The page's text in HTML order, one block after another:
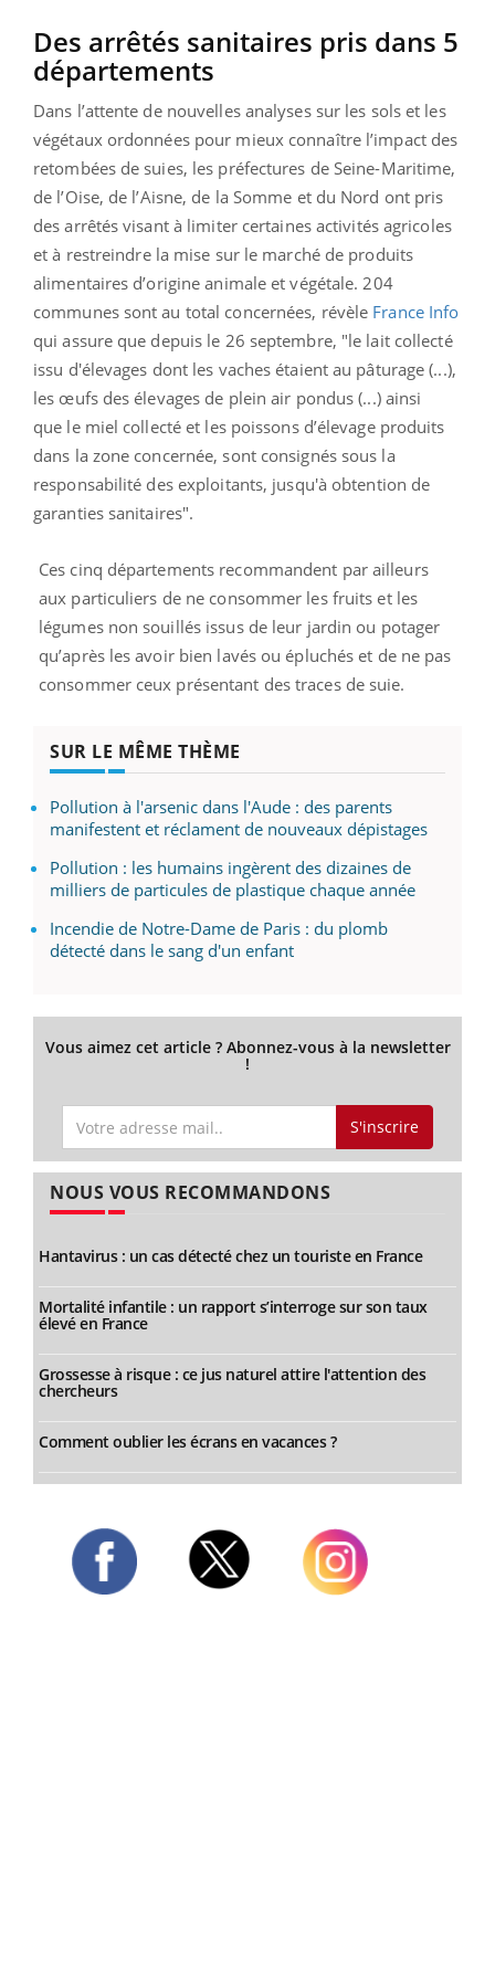
Des arrêtés sanitaires pris dans 5
départements
Dans l’attente de nouvelles analyses sur les sols et les
végétaux ordonnées pour mieux connaître l’impact des
retombées de suies, les préfectures de Seine-Maritime,
de l’Oise, de l’Aisne, de la Somme et du Nord ont pris
des arrêtés visant à limiter certaines activités agricoles
et à restreindre la mise sur le marché de produits
alimentaires d’origine animale et végétale. 204
communes sont au total concernées, révèle France Info
qui assure que depuis le 26 septembre, "le lait collecté
issu d'élevages dont les vaches étaient au pâturage (...),
les œufs des élevages de plein air pondus (...) ainsi
que le miel collecté et les poissons d’élevage produits
dans la zone concernée, sont consignés sous la
responsabilité des exploitants, jusqu'à obtention de
garanties sanitaires".
Ces cinq départements recommandent par ailleurs
aux particuliers de ne consommer les fruits et les
légumes non souillés issus de leur jardin ou potager
qu’après les avoir bien lavés ou épluchés et de ne pas
consommer ceux présentant des traces de suie.
SUR LE MÊME THÈME
Pollution à l'arsenic dans l'Aude : des parents
manifestent et réclament de nouveaux dépistages
Pollution : les humains ingèrent des dizaines de
milliers de particules de plastique chaque année
Incendie de Notre-Dame de Paris : du plomb
détecté dans le sang d'un enfant
Vous aimez cet article ? Abonnez-vous à la newsletter
!
S'inscrire
NOUS VOUS RECOMMANDONS
Hantavirus : un cas détecté chez un touriste en France
Mortalité infantile : un rapport s’interroge sur son taux
élevé en France
Grossesse à risque : ce jus naturel attire l'attention des
chercheurs
Comment oublier les écrans en vacances ?